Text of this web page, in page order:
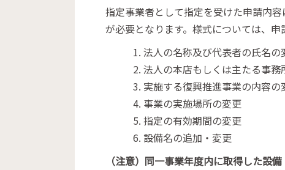
指定事業者として指定を受けた申請内
が必要となります。様式については、
法人の名称及び代表者の氏名の
法人の本店もしくは主たる事務
実施する復興推進事業の内容の
事業の実施場所の変更
指定の有効期間の変更
設備名の追加・変更
（注意）同一事業年度内に取得した設